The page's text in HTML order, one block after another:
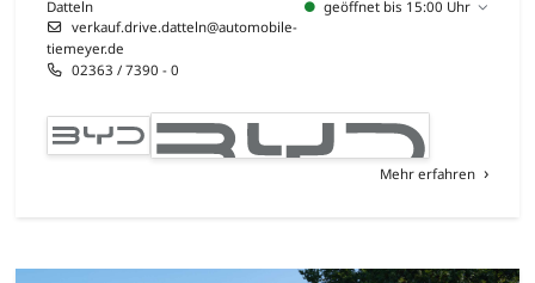
Datteln
verkauf.drive.datteln@automobile-
tiemeyer.de
02363 / 7390 - 0
geöffnet bis 15:00 Uhr
Mehr erfahren